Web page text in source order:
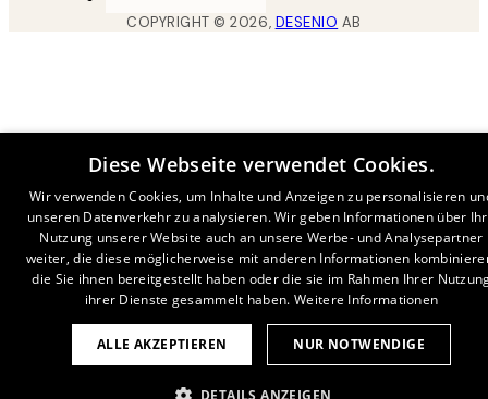
COPYRIGHT ©2026, DESENIO AB
Diese Webseite verwendet Cookies.
Wir verwenden Cookies, um Inhalte und Anzeigen zu personalisieren
unseren Datenverkehr zu analysieren. Wir geben Informationen über
Nutzung unserer Website auch an unsere Werbe- und Analysepartner
weiter, die diese möglicherweise mit anderen Informationen
die Sie ihnen bereitgestellt haben oder die sie im Rahmen Ihrer
ihrer Dienste gesammelt haben. Weitere Informationen
ALLE AKZEPTIEREN NUR NOTWENDIGE
DETAILS ANZEIGEN